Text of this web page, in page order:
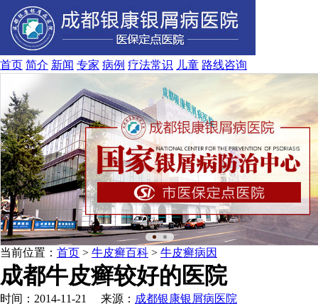
首页 简介 新闻 专家 病例 疗法常识 儿童 路线咨询
当前位置： 首页 > 牛皮癣百科 > 牛皮癣病因
成都牛皮癣较好的医院
时间：2014-11-21 来源： 成都银康银屑病医院